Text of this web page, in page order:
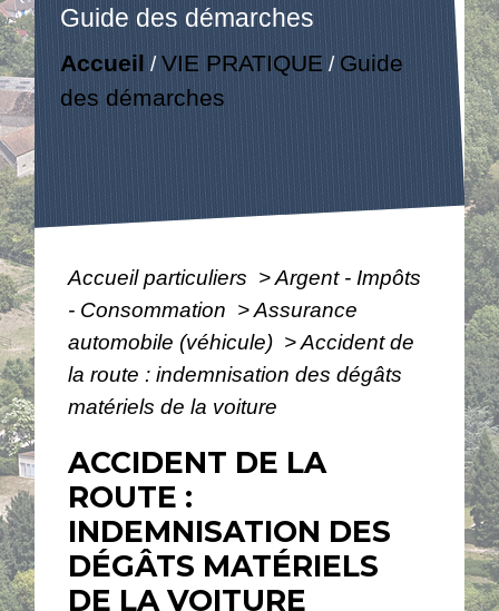
Guide des démarches
Accueil /VIE PRATIQUE / Guide
des démarches
Accueil particuliers >Argent - Impôts
- Consommation >Assurance
automobile (véhicule) >Accident de
la route : indemnisation des dégâts
matériels de la voiture
ACCIDENT DE LA
ROUTE :
INDEMNISATION DES
DÉGÂTS MATÉRIELS
DE LA VOITURE